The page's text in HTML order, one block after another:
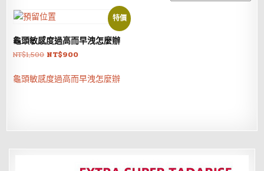
特價
龜頭敏感度過高而早洩怎麼辦
NT$1,500 原
價
NT$900目
價
龜頭敏感度過高而早洩怎麼辦